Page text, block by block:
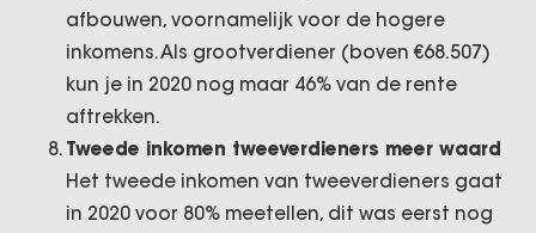
afbouwen, voornamelijk voor de hogere
inkomens. Als grootverdiener (boven €68.507)
kun je in 2020 nog maar 46% van de rente
aftrekken.
Tweede inkomen tweeverdieners meer waard
Het tweede inkomen van tweeverdieners gaat
in 2020 voor 80% meetellen, dit was eerst nog